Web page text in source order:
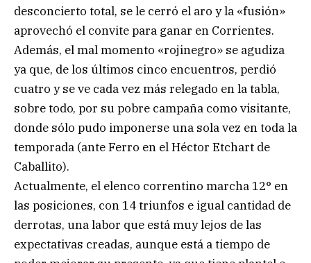
desconcierto total, se le cerró el aro y la «fusión»
aprovechó el convite para ganar en Corrientes.
Además, el mal momento «rojinegro» se agudiza
ya que, de los últimos cinco encuentros, perdió
cuatro y se ve cada vez más relegado en la tabla,
sobre todo, por su pobre campaña como visitante,
donde sólo pudo imponerse una sola vez en toda la
temporada (ante Ferro en el Héctor Etchart de
Caballito).
Actualmente, el elenco correntino marcha 12° en
las posiciones, con 14 triunfos e igual cantidad de
derrotas, una labor que está muy lejos de las
expectativas creadas, aunque está a tiempo de